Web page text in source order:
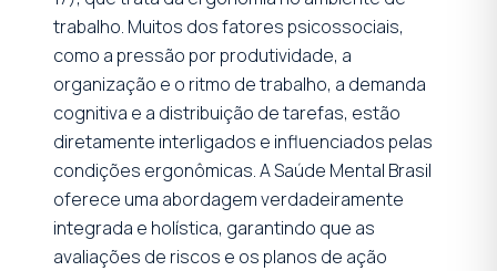
trabalho. Muitos dos fatores psicossociais,
como a pressão por produtividade, a
organização e o ritmo de trabalho, a demanda
cognitiva e a distribuição de tarefas, estão
diretamente interligados e influenciados pelas
condições ergonômicas. A Saúde Mental Brasil
oferece uma abordagem verdadeiramente
integrada e holística, garantindo que as
avaliações de riscos e os planos de ação